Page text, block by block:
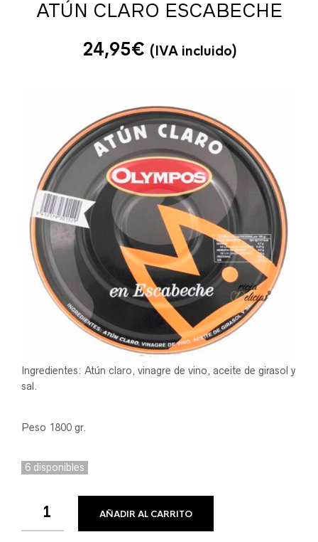
ATÚN CLARO ESCABECHE
24,95€ (IVA incluido)
Ingredientes: Atún claro, vinagre de vino, aceite de girasol y
sal.
Peso 1800 gr.
6 disponibles
AÑADIR AL CARRITO